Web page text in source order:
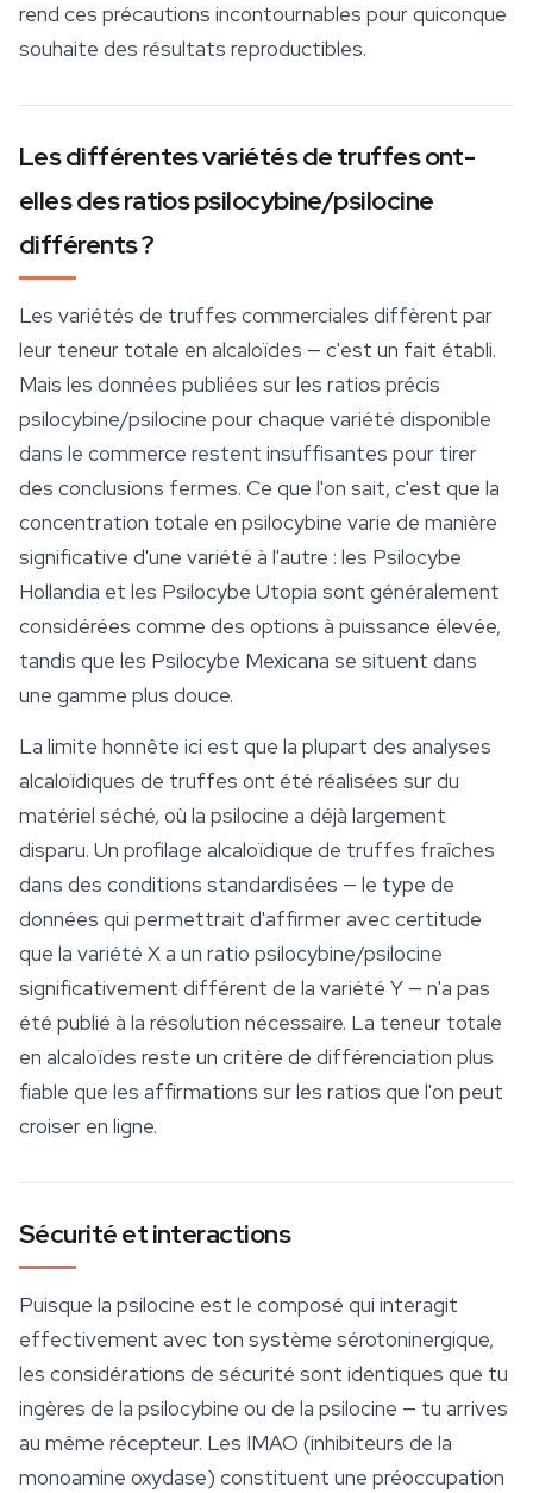
rend ces précautions incontournables pour quiconque
souhaite des résultats reproductibles.
Les différentes variétés de truffes ont-
elles des ratios psilocybine/psilocine
différents ?
Les variétés de truffes commerciales diffèrent par
leur teneur totale en alcaloïdes — c'est un fait établi.
Mais les données publiées sur les ratios précis
psilocybine/psilocine pour chaque variété disponible
dans le commerce restent insuffisantes pour tirer
des conclusions fermes. Ce que l'on sait, c'est que la
concentration totale en psilocybine varie de manière
significative d'une variété à l'autre : les Psilocybe
Hollandia et les Psilocybe Utopia sont généralement
considérées comme des options à puissance élevée,
tandis que les Psilocybe Mexicana se situent dans
une gamme plus douce.
La limite honnête ici est que la plupart des analyses
alcaloïdiques de truffes ont été réalisées sur du
matériel séché, où la psilocine a déjà largement
disparu. Un profilage alcaloïdique de truffes fraîches
dans des conditions standardisées — le type de
données qui permettrait d'affirmer avec certitude
que la variété X a un ratio psilocybine/psilocine
significativement différent de la variété Y — n'a pas
été publié à la résolution nécessaire. La teneur totale
en alcaloïdes reste un critère de différenciation plus
fiable que les affirmations sur les ratios que l'on peut
croiser en ligne.
Sécurité et interactions
Puisque la psilocine est le composé qui interagit
effectivement avec ton système sérotoninergique,
les considérations de sécurité sont identiques que tu
ingères de la psilocybine ou de la psilocine — tu arrives
au même récepteur. Les IMAO (inhibiteurs de la
monoamine oxydase) constituent une préoccupation